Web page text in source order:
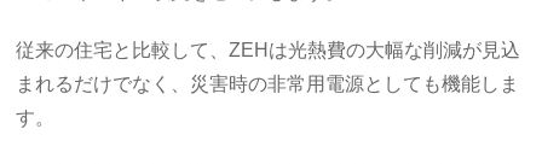
従来の住宅と比較して、ZEHは光熱費の大幅な削減が見込
まれるだけでなく、災害時の非常用電源としても機能しま
す。